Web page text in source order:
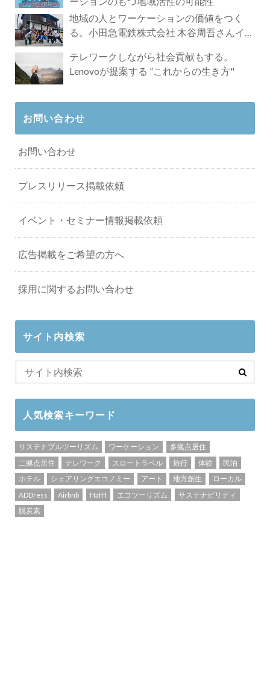
地域の人とワーケーションの価値をつく
る。小田急電鉄株式会社 木谷周吾さんイン
テレワークしながら社会貢献もする。
Lenovoが提案する ”これからの生き方"
お問い合わせ
お問い合わせ
プレスリリース掲載依頼
イベント・セミナー情報掲載依頼
広告掲載をご希望の方へ
採用に関するお問い合わせ
サイト内検索
人気検索キーワード
サステナブルツーリズム ワーケーション
多拠点居住
二拠点居住
テレワーク スロートラベル 旅行 体験
民泊
ホテル
シェアリングエコノミー アート 地方創生
ローカル
ADDress
Airbnb HafH エコツーリズム
サステナビリティ
脱炭素